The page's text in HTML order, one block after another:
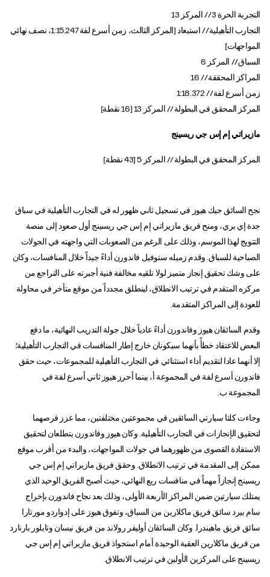
التجربة الحرة 3 // المركز 13
التجارب التأهيلية // استبعاد [المركز الثالث، زمن أسرع لفة 1:15.247، نصف نهائي
المواجهات]
السباق // المركز 6
المراكز المحققة // 16
زمن أسرع لفة // 1:18.372
المركز المحقق في البطولة // المركز 13 [16 نقطة]
مازيراتي إم إس جي ريسينج
المركز المحقق في البطولة // المركز 5 [43 نقطة]
نجح السائق جيك هيوز في تسجيل ثاني ظهور له في التجارب التأهيلية في سباق
جدة إي بري، ومنح فريق مازيراتي إم إس جي ريسينج أول صعود إلى منصة
التتويج لهذا الموسم، وذلك على الرغم من الصعوبات التي واجهته في الجولات
الصباحية للسباق. وقدم زميله ستوفيل فاندورن أداءً جيداً خلال المنافسات، وكان
على وشك تحقيق إنجاز متميز لولا تلقيه مخالفة فنية أجبرته على التراجع من
مركزه المتقدم في ترتيب الانطلاق، لينطلق مجدداً من موقع متأخر في محاولة
للعودة إلى المراكز المتقدمة.
وقدم السائقان هيوز وفاندورن أداءً عادياً خلال جولة التدريب النهائية، ما دفع
البعض للاعتقاد خطأً بأنهما سيكونان خارج إطار المنافسات في التجارب التأهيلية؛
إلا أنهما عادا لتقديم أداء استثنائي في التجارب التأهيلية للمجموعات، حيث حقق
فاندورن أسرع لفة في المجموعة أ، بينما أحرز هيوز ثاني أسرع لفة في
المجموعة ب.
وجاءت كلتا سيارتي السائقين في مجموعتين مختلفتين، مما عزز فرصهما
لتحقيق الإنجازات في التجارب التأهيلية. وكان هيوز وفاندورن يتطلعان لتحقيق
الاستفادة القصوى من ظهورهما في جولات المواجهات، والبدء من أقرب موقع
ممكن إلى المقدمة في ترتيب الانطلاق. وحقق فريق مازيراتي إم إس جي
ريسينج إنجازاً مهماً في منافسات ربع النهائي، حيث أصبح الفريق الوحيد الذي
يمتلك سيارتين ضمن المراكز الأربعة الأولى، وذلك بعد نجاح فاندورن بإخراج
سام بيرد سائق فريق ماكلارين من السباق، وتفوق هيوز على إدواردو مورتارا
سائق فريق ماهيندرا. وكان السائقان أوليفر رولاند من فريق نيسان وتايلور بارنارد
من فريق ماكلارين العقبة الوحيدة أمام استحواذ فريق مازيراتي إم إس جي
ريسينج على المركزين الأولين في ترتيب الانطلاق.